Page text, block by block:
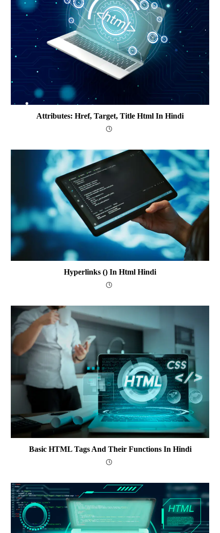
Attributes: Href, Target, Title Html In Hindi
Hyperlinks () In Html Hindi
Basic HTML Tags And Their Functions In Hindi